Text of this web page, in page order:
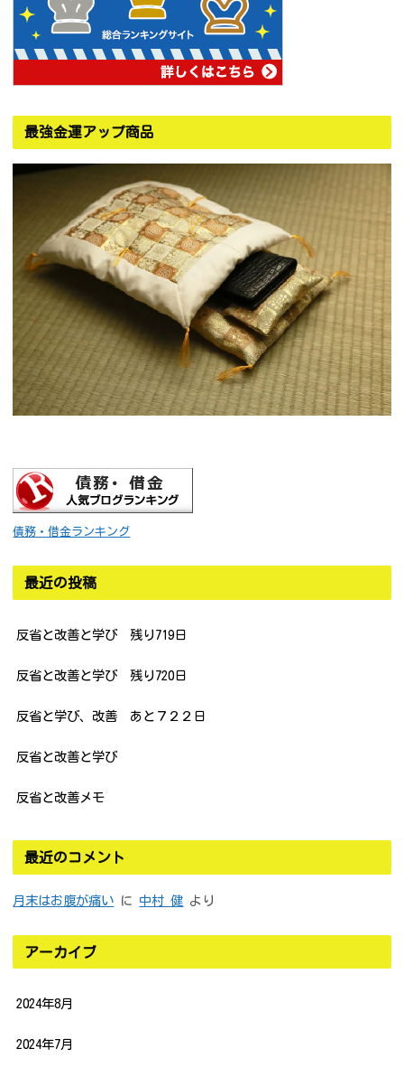
最強金運アップ商品
債務・借金ランキング
最近の投稿
反省と改善と学び 残り719日
反省と改善と学び 残り720日
反省と学び、改善 あと７２２日
反省と改善と学び
反省と改善メモ
最近のコメント
月末はお腹が痛い に 中村 健 より
アーカイブ
2024年8月
2024年7月